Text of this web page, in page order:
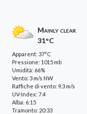
Mainly clear
31°C
Apparent: 37°C
Pressione: 1015 mb
Umidità: 66%
Vento: 3 m/s NW
Raffiche di vento: 9.3 m/s
UV-Index: 7.4
Alba: 6:15
Tramonto: 20:33